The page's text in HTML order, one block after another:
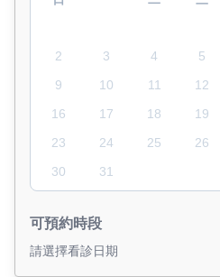
2
3 4 5
9
10 11 12
16
17 18 19
23
24 25 26
30
31
可預約時段
請選擇看診日期